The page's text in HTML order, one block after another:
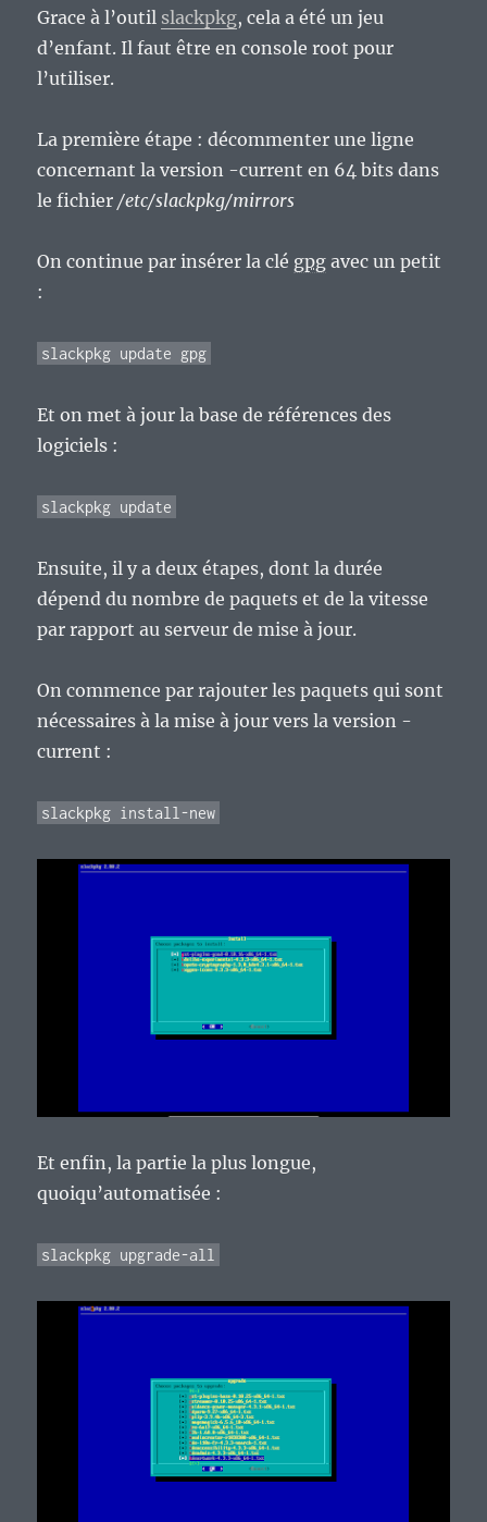
Grace à l’outil slackpkg, cela a été un jeu
d’enfant. Il faut être en console root pour
l’utiliser.
La première étape : décommenter une ligne
concernant la version -current en 64 bits dans
le fichier/etc/slackpkg/mirrors
On continue par insérer la clé gpg avec un petit
:
slackpkg update gpg
Et on met à jour la base de références des
logiciels :
slackpkg update
Ensuite, il y a deux étapes, dont la durée
dépend du nombre de paquets et de la vitesse
par rapport au serveur de mise à jour.
On commence par rajouter les paquets qui sont
nécessaires à la mise à jour vers la version -
current :
slackpkg install-new
Et enfin, la partie la plus longue,
quoiqu’automatisée :
slackpkg upgrade-all